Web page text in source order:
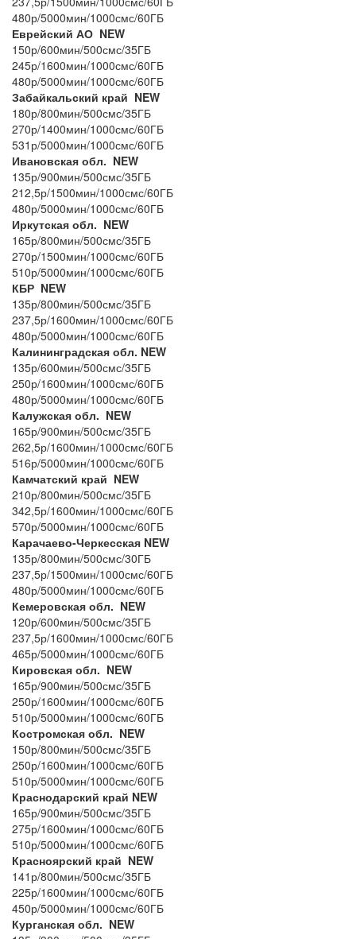
480р/5000мин/1000смс/60ГБ
Еврейский АО NEW
150р/600мин/500смс/35ГБ
245р/1600мин/1000смс/60ГБ
480р/5000мин/1000смс/60ГБ
Забайкальский край NEW
180р/800мин/500смс/35ГБ
270р/1400мин/1000смс/60ГБ
531р/5000мин/1000смс/60ГБ
Ивановская обл. NEW
135р/900мин/500смс/35ГБ
212,5р/1500мин/1000смс/60ГБ
480р/5000мин/1000смс/60ГБ
Иркутская обл. NEW
165р/800мин/500смс/35ГБ
270р/1500мин/1000смс/60ГБ
510р/5000мин/1000смс/60ГБ
КБР NEW
135р/800мин/500смс/35ГБ
237,5р/1600мин/1000смс/60ГБ
480р/5000мин/1000смс/60ГБ
Калининградская обл. NEW
135р/600мин/500смс/35ГБ
250р/1600мин/1000смс/60ГБ
480р/5000мин/1000смс/60ГБ
Калужская обл. NEW
165р/900мин/500смс/35ГБ
262,5р/1600мин/1000смс/60ГБ
516р/5000мин/1000смс/60ГБ
Камчатский край NEW
210р/800мин/500смс/35ГБ
342,5р/1600мин/1000смс/60ГБ
570р/5000мин/1000смс/60ГБ
Карачаево-Черкесская NEW
135р/800мин/500смс/30ГБ
237,5р/1500мин/1000смс/60ГБ
480р/5000мин/1000смс/60ГБ
Кемеровская обл. NEW
120р/600мин/500смс/35ГБ
237,5р/1600мин/1000смс/60ГБ
465р/5000мин/1000смс/60ГБ
Кировская обл. NEW
165р/900мин/500смс/35ГБ
250р/1600мин/1000смс/60ГБ
510р/5000мин/1000смс/60ГБ
Костромская обл. NEW
150р/800мин/500смс/35ГБ
250р/1600мин/1000смс/60ГБ
510р/5000мин/1000смс/60ГБ
Краснодарский край NEW
165р/900мин/500смс/35ГБ
275р/1600мин/1000смс/60ГБ
510р/5000мин/1000смс/60ГБ
Красноярский край NEW
141р/800мин/500смс/35ГБ
225р/1600мин/1000смс/60ГБ
450р/5000мин/1000смс/60ГБ
Курганская обл. NEW